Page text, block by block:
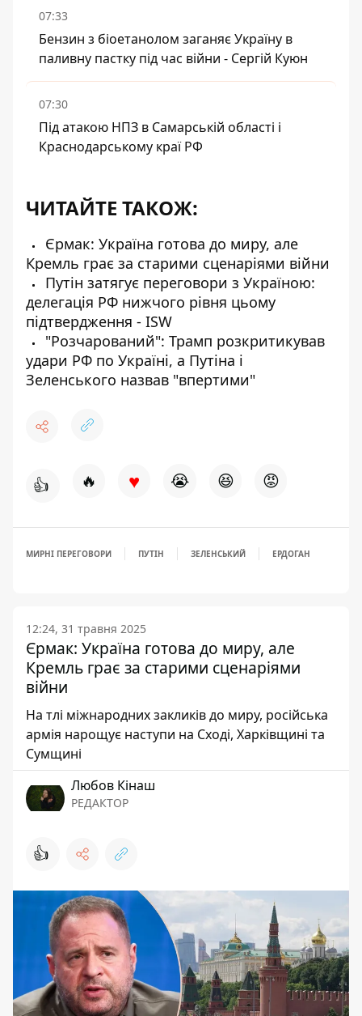
07:33
Бензин з біоетанолом заганяє Україну в
паливну пастку під час війни - Сергій Куюн
07:30
Під атакою НПЗ в Самарській області і
Краснодарському краї РФ
ЧИТАЙТЕ ТАКОЖ:
Єрмак: Україна готова до миру, але
Кремль грає за старими сценаріями війни
Путін затягує переговори з Україною:
делегація РФ нижчого рівня цьому
підтвердження - ISW
"Розчарований": Трамп розкритикував
удари РФ по Україні, а Путіна і
Зеленського назвав "впертими"
👍 🔥 ♥ 😭 😆 😡
МИРНІ ПЕРЕГОВОРИ ПУТІН ЗЕЛЕНСЬКИЙ ЕРДОГАН
12:24, 31 травня 2025
Єрмак: Україна готова до миру, але
Кремль грає за старими сценаріями
війни
На тлі міжнародних закликів до миру, російська
армія нарощує наступи на Сході, Харківщині та
Сумщині
Любов Кінаш
РЕДАКТОР
👍